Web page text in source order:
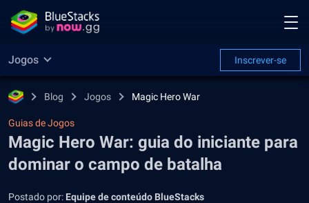
Jogos Inscrever-se
Blog Jogos Magic Hero War
Guias de Jogos
Magic Hero War: guia do iniciante para
dominar o campo de batalha
Postado por: Equipe de conteúdo BlueStacks